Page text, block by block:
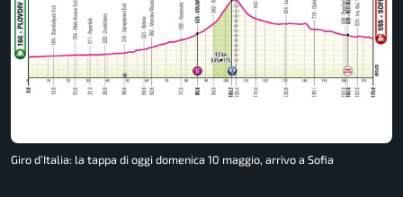
Giro d’Italia: la tappa di oggi domenica 10 maggio, arrivo a Sofia